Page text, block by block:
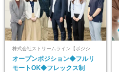
オープンポジション◆フルリ
モートOK◆フレックス制